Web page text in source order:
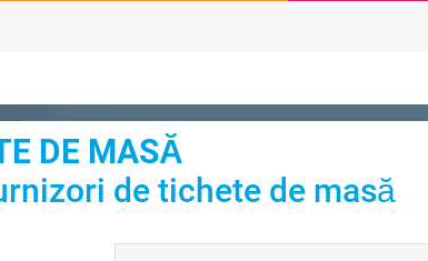
DE MASĂ
de tichete de masă